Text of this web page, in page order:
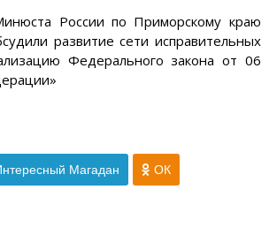
России по Приморскому краю
развитие сети исправительных
Федерального закона от 06
Магадан ОК